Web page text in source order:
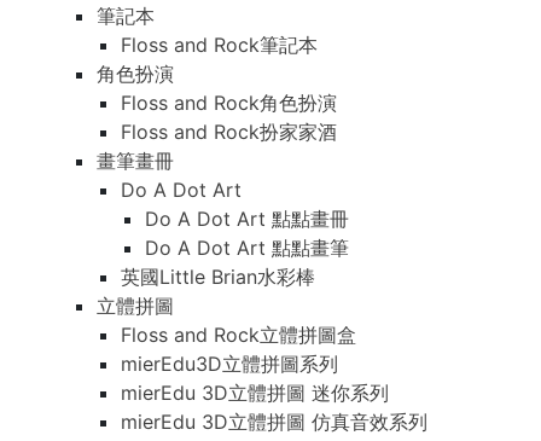
筆記本
Floss and Rock筆記本
角色扮演
Floss and Rock角色扮演
Floss and Rock扮家家酒
畫筆畫冊
Do A Dot Art
Do A Dot Art 點點畫冊
Do A Dot Art 點點畫筆
英國Little Brian水彩棒
立體拼圖
Floss and Rock立體拼圖盒
mierEdu3D立體拼圖系列
mierEdu 3D立體拼圖 迷你系列
mierEdu 3D立體拼圖 仿真音效系列